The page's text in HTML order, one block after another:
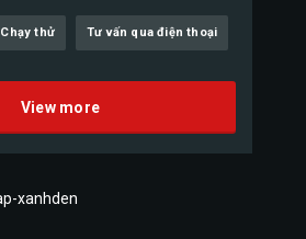
Chạy thử Tư vấn qua điện thoại
View more